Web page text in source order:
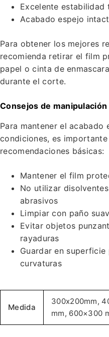
Excelente estabilidad
Acabado espejo
Para obtener los mejores
recomienda retirar el film
papel o cinta de
durante el corte.
Consejos de
Para mantener el acabado
condiciones, es
recomendaciones básicas:
Mantener el film
No utilizar
abrasivos
Limpiar con paño
Evitar objetos
rayaduras
Guardar en
curvaturas
Medida
300x200mm,
mm, 600×300